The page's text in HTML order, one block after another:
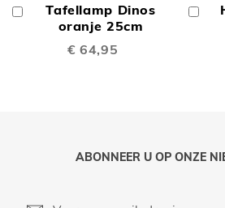
Tafellamp Dinos
oranje 25cm
€ 64,95
Winkelwagen
ABONNEER U OP ONZE